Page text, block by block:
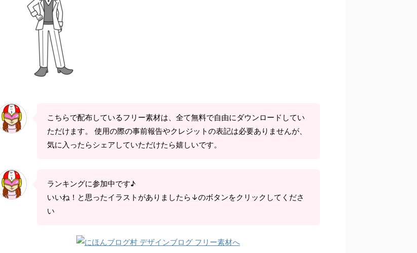
こちらで配布しているフリー素材は、全て無料で自由にダウンロードしてい
ただけます。 使用の際の事前報告やクレジットの表記は必要ありませんが、
気に入ったらシェアしていただけたら嬉しいです。
ランキングに参加中です♪
いいね！と思ったイラストがありましたら↓のボタンをクリックしてくださ
い